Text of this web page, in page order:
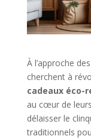
À l’approche
cherchent à
cadeaux éco-
au cœur de
délaisser le
traditionnels